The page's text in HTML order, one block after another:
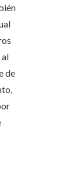
al
de